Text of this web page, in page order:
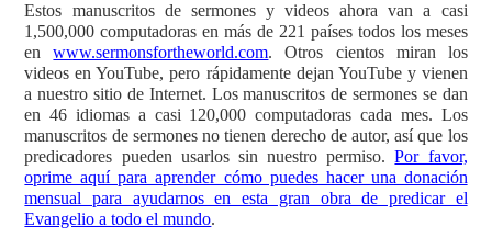
Estos manuscritos de sermones y videos ahora van a casi
1,500,000 computadoras en más de 221 países todos los meses
enwww.sermonsfortheworld.com. Otros cientos miran los
videos en YouTube, pero rápidamente dejan YouTube y vienen
a nuestro sitio de Internet. Los manuscritos de sermones se dan
en 46 idiomas a casi 120,000 computadoras cada mes. Los
manuscritos de sermones no tienen derecho de autor, así que los
predicadores pueden usarlos sin nuestro permiso.Por favor,
oprime aquí para aprender cómo puedes hacer una donación
mensual para ayudarnos en esta gran obra de predicar el
Evangelio a todo el mundo.